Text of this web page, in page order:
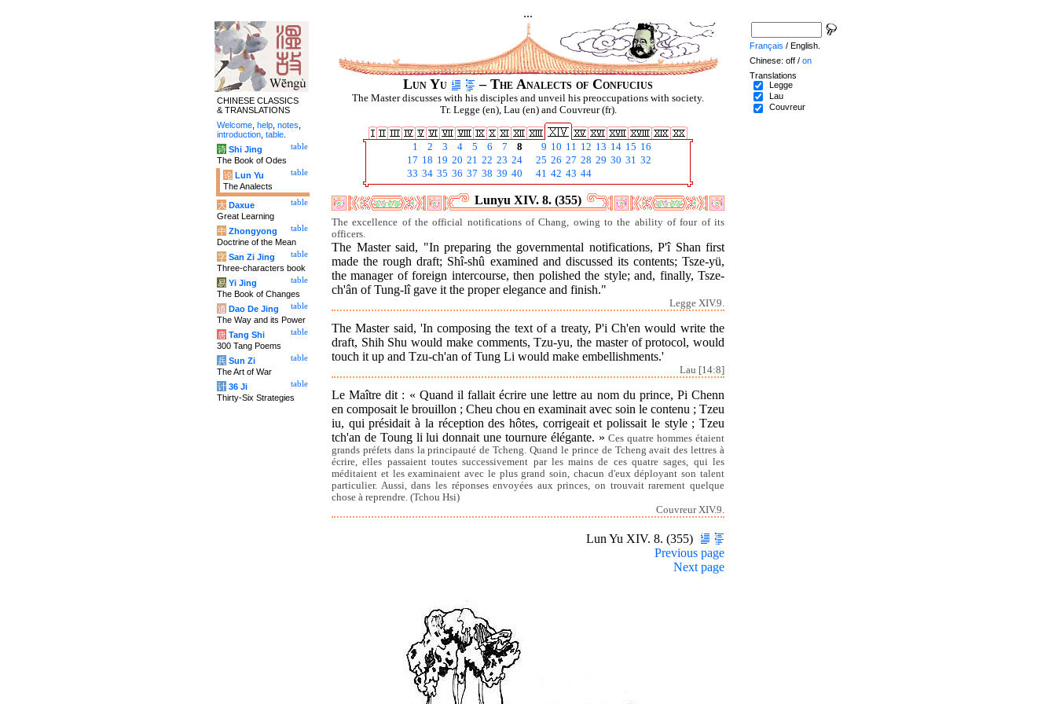
...
Lun Yu – The Analects of Confucius
The Master discusses with his disciples and unveil his preoccupations with society.
Tr. Legge (en), Lau (en) and Couvreur (fr).
1 2 3 4 5 6 7 8 9 10 11 12 13 14 15 16
17 18 19 20 21 22 23 24 25 26 27 28 29 30 31 32
33 34 35 36 37 38 39 40 41 42 43 44
Lunyu XIV. 8. (355)
The excellence of the official notifications of Chang, owing to the ability of four of its
officers.
The Master said, "In preparing the governmental notifications, P'î Shan first
made the rough draft; Shî-shû examined and discussed its contents; Tsze-yü,
the manager of foreign intercourse, then polished the style; and, finally, Tsze-
ch'ân of Tung-lî gave it the proper elegance and finish."
Legge XIV.9.
The Master said, 'In composing the text of a treaty, P'i Ch'en would write the
draft, Shih Shu would make comments, Tzu-yu, the master of protocol, would
touch it up and Tzu-ch'an of Tung Li would make embellishments.'
Lau [14:8]
Le Maître dit : « Quand il fallait écrire une lettre au nom du prince, Pi Chenn
en composait le brouillon ; Cheu chou en examinait avec soin le contenu ; Tzeu
iu, qui présidait à la réception des hôtes, corrigeait et polissait le style ; Tzeu
tch'an de Toung li lui donnait une tournure élégante. »Ces quatre hommes étaient
grands préfets dans la principauté de Tcheng. Quand le prince de Tcheng avait des lettres à
écrire, elles passaient toutes successivement par les mains de ces quatre sages, qui les
méditaient et les examinaient avec le plus grand soin, chacun d'eux déployant son talent
particulier. Aussi, dans les réponses envoyées aux princes, on trouvait rarement quelque
chose à reprendre. (Tchou Hsi)
Couvreur XIV.9.
Lun Yu XIV. 8. (355)
Previous page
Next page
CHINESE CLASSICS
& TRANSLATIONS
Welcome help notes
introduction table
table
诗 Shi Jing
The Book of Odes
table
论 Lun Yu
The Analects
table
大 Daxue
Great Learning
table
中 Zhongyong
Doctrine of the Mean
table
字 San Zi Jing
Three-characters book
table
易 Yi Jing
The Book of Changes
table
道 Dao De Jing
The Way and its Power
table
唐 Tang Shi
300 Tang Poems
table
兵 Sun Zi
The Art of War
table
计 36 Ji
Thirty-Six Strategies
Français / English.
Chinese: off / on
Translations
Legge
Lau
Couvreur